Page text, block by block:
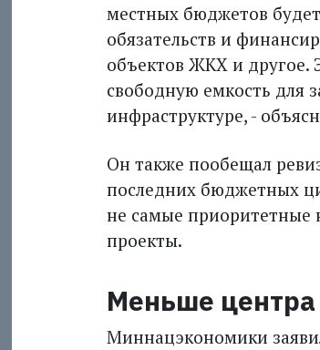
местных бюджетов
обязательств и
объектов ЖКХ и другое.
свободную емкость для
инфраструктуре, -
Он также пообещал
последних бюджетных
не самые приоритетные
проекты.
Меньше
Миннацэкономики